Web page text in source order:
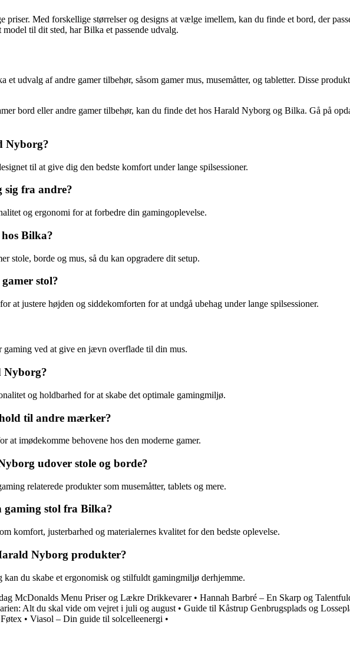
Med forskellige størrelser og designs at vælge imellem, kan du finde et bord, der
til dit sted, har Bilka et passende udvalg.
udvalg af andre gamer tilbehør, såsom gamer mus, musemåtter, og tabletter. Disse
bord eller andre gamer tilbehør, kan du finde det hos Harald Nyborg og Bilka. Gå på
Nyborg?
til at give dig den bedste komfort under lange spilsessioner.
fra andre?
og ergonomi for at forbedre din gamingoplevelse.
Bilka?
stole, borde og mus, så du kan opgradere dit setup.
stol?
justere højden og siddekomforten for at undgå ubehag under lange spilsessioner.
ved at give en jævn overflade til din mus.
Nyborg?
og holdbarhed for at skabe det optimale gamingmiljø.
til andre mærker?
imødekomme behovene hos den moderne gamer.
udover stole og borde?
relaterede produkter som musemåtter, tablets og mere.
stol fra Bilka?
komfort, justerbarhed og materialernes kvalitet for den bedste oplevelse.
Nyborg produkter?
du skabe et ergonomisk og stilfuldt gamingmiljø derhjemme.
McDonalds Menu Priser og Lækre Drikkevarer• Hannah Barbré – En Skarp og
Alt du skal vide om vejret i juli og august • Guide til Kåstrup Genbrugsplads og
• Viasol – Din guide til solcelleenergi •